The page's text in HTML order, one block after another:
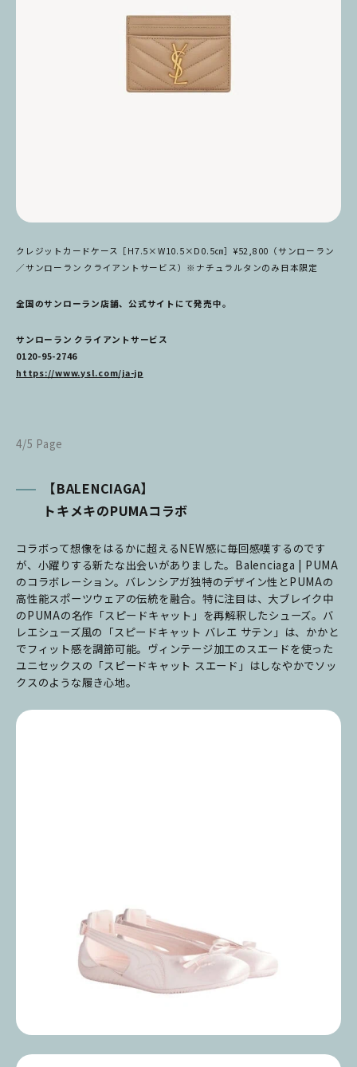
クレジットカードケース［H7.5×W10.5×D0.5㎝］¥52,800（サンローラン
／サンローラン クライアントサービス）※ナチュラルタンのみ日本限定
全国のサンローラン店舗、公式サイトにて発売中。
サンローラン クライアントサービス
0120-95-2746
https://www.ysl.com/ja-jp
4/5 Page
【BALENCIAGA】
トキメキのPUMAコラボ
コラボって想像をはるかに超えるNEW感に毎回感嘆するのです
が、小躍りする新たな出会いがありました。Balenciaga | PUMA
のコラボレーション。バレンシアガ独特のデザイン性とPUMAの
高性能スポーツウェアの伝統を融合。特に注目は、大ブレイク中
のPUMAの名作「スピードキャット」を再解釈したシューズ。バ
レエシューズ風の「スピードキャット バレエ サテン」は、かかと
でフィット感を調節可能。ヴィンテージ加工のスエードを使った
ユニセックスの「スピードキャット スエード」はしなやかでソッ
クスのような履き心地。